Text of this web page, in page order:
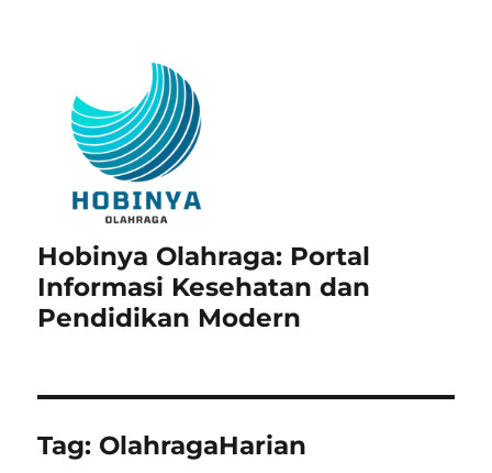
Hobinya Olahraga: Portal
Informasi Kesehatan dan
Pendidikan Modern
Tag: OlahragaHarian